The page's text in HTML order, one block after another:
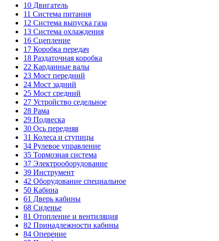
10 Двигатель
11 Система питания
12 Система выпуска газа
13 Система охлаждения
16 Сцепление
17 Коробка передач
18 Раздаточная коробка
22 Карданные валы
23 Мост передний
24 Мост задний
25 Мост средний
27 Устройство седельное
28 Рама
29 Подвеска
30 Ось передняя
31 Колеса и ступицы
34 Рулевое управление
35 Тормозная система
37 Электрооборудование
39 Инструмент
42 Оборудование специальное
50 Кабина
61 Дверь кабины
68 Сиденье
81 Отопление и вентиляция
82 Принадлежности кабины
84 Оперение